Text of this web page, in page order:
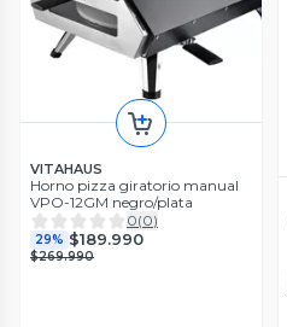
VITAHAUS
Horno pizza giratorio manual
VPO-12GM negro/plata
0(0)
29% $189.990
$269.990